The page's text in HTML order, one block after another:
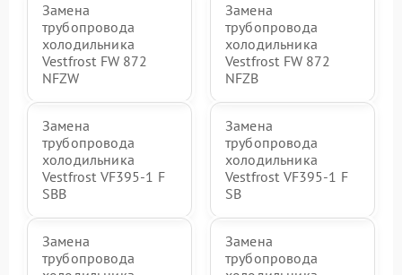
Замена
трубопровода
холодильника
Vestfrost FW 872
NFZW
Замена
трубопровода
холодильника
Vestfrost FW 872
NFZВ
Замена
трубопровода
холодильника
Vestfrost VF395-1 F
SBB
Замена
трубопровода
холодильника
Vestfrost VF395-1 F
SB
Замена
трубопровода
Замена
трубопровода